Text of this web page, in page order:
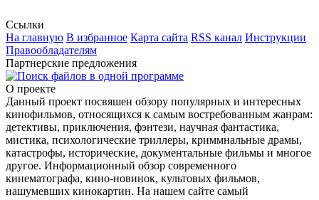
Ссылки
На главную В избранное Карта сайта RSS канал Инструкции
Правообладателям
Партнерские предложения
О проекте
Данный проект посвяшен обзору популярных и интересных
кинофильмов, относящихся к самым востребованным жанрам:
детективы, приключения, фэнтези, научная фантастика,
мистика, психологические триллеры, криммнальные драмы,
катастрофы, исторические, документальные фильмы и многое
другое. Информационный обзор современного
кинематографа, кино-новинок, культовых фильмов,
нашумевших кинокартин. На нашем сайте самый